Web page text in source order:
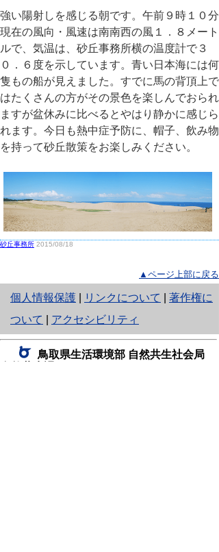
強い陽射しを感じる朝です。午前９時１０分
現在の風向・風速は南南西の風１．８メート
ルで、気温は、砂丘事務所横の温度計で３
０．６度を示しています。青い日本海には何
隻もの船が見えました。すでに馬の背頂上で
はたくさんの方がその景色を楽しんでおられ
ますが盆休みに比べるとやはり静かに感じら
れます。今日も熱中症予防に、帽子、飲み物
を持って砂丘散策をお楽しみください。
砂丘事務所 2015/08/18
▲ページ上部に戻る
個人情報保護
と
り
ネ
ッ
リンクについて
著作権に
ついて
アクセシビリティ
鳥取県生活環境部 自然共生社会局